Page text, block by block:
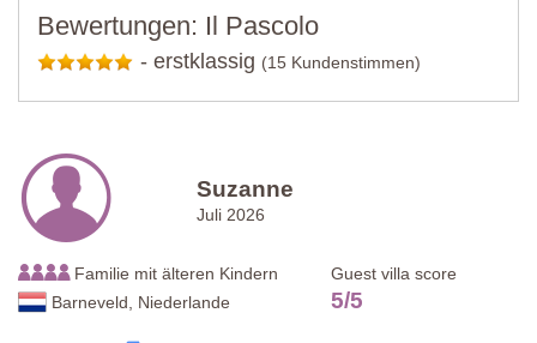
Bewertungen: Il Pascolo
- erstklassig (15 Kundenstimmen)
Suzanne
Juli 2026
Familie mit älteren Kindern
Barneveld, Niederlande
Guest villa score
5/5